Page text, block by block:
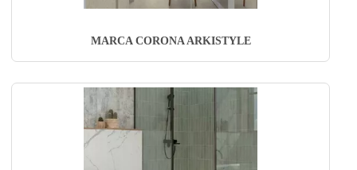
MARCA CORONA ARKISTYLE